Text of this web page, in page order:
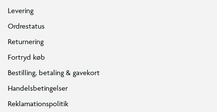
Levering
Ordrestatus
Returnering
Fortryd køb
Bestilling, betaling & gavekort
Handelsbetingelser
Reklamationspolitik